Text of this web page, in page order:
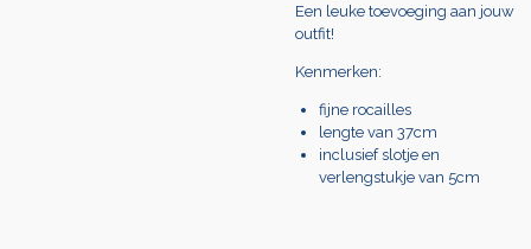
Een leuke toevoeging aan jouw
outfit!
Kenmerken:
fijne rocailles
lengte van 37cm
inclusief slotje en
verlengstukje van 5cm